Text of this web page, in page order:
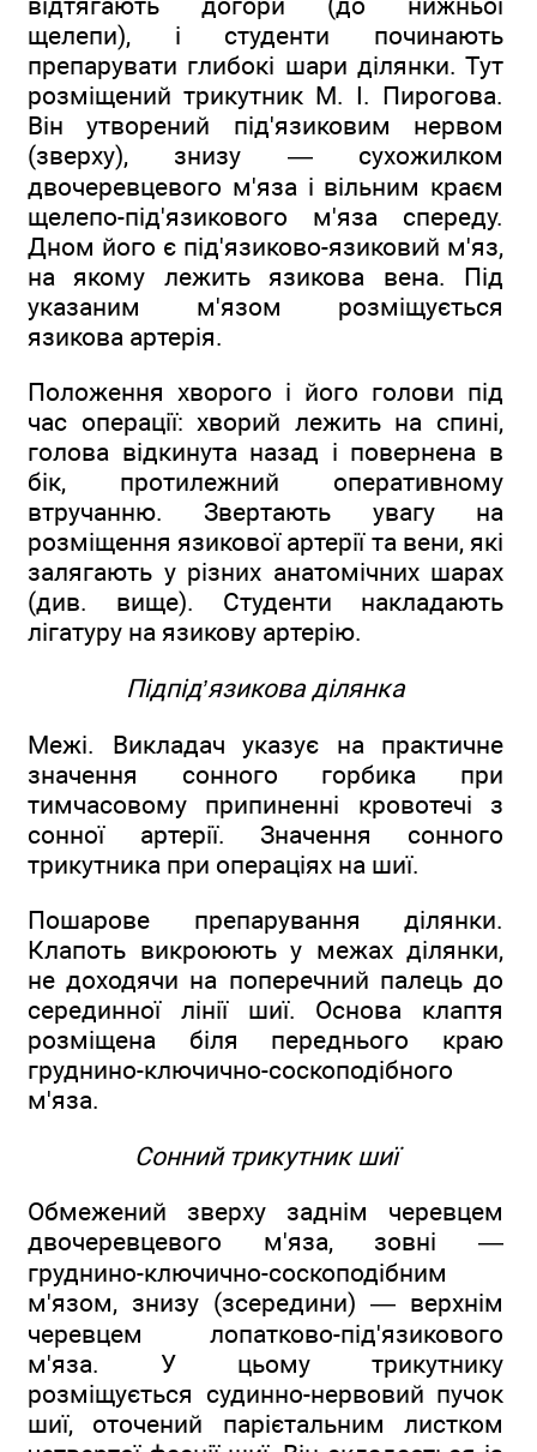
щелепи), і студенти починають
препарувати глибокі шари ділянки. Тут
розміщений трикутник М. І. Пирогова.
Він утворений під'язиковим нервом
(зверху), знизу — сухожилком
двочеревцевого м'яза і вільним краєм
щелепо-під'язикового м'яза спереду.
Дном його є під'язиково-язиковий м'яз,
на якому лежить язикова вена. Під
указаним м'язом розміщується
язикова артерія.
Положення хворого і його голови під
час операції: хворий лежить на спині,
голова відкинута назад і повернена в
бік, протилежний оперативному
втручанню. Звертають увагу на
розміщення язикової артерії та вени, які
залягають у різних анатомічних шарах
(див. вище). Студенти накладають
лігатуру на язикову артерію.
Підпід’язикова ділянка
Межі. Викладач указує на практичне
значення сонного горбика при
тимчасовому припиненні кровотечі з
сонної артерії. Значення сонного
трикутника при операціях на шиї.
Пошарове препарування ділянки.
Клапоть викроюють у межах ділянки,
не доходячи на поперечний палець до
серединної лінії шиї. Основа клаптя
розміщена біля переднього краю
груднино-ключично-соскоподібного
м'яза.
Сонний трикутник шиї
Обмежений зверху заднім черевцем
двочеревцевого м'яза, зовні —
груднино-ключично-соскоподібним
м'язом, знизу (зсередини) — верхнім
черевцем лопатково-під'язикового
м'яза. У цьому трикутнику
розміщується судинно-нервовий пучок
шиї, оточений парієтальним листком